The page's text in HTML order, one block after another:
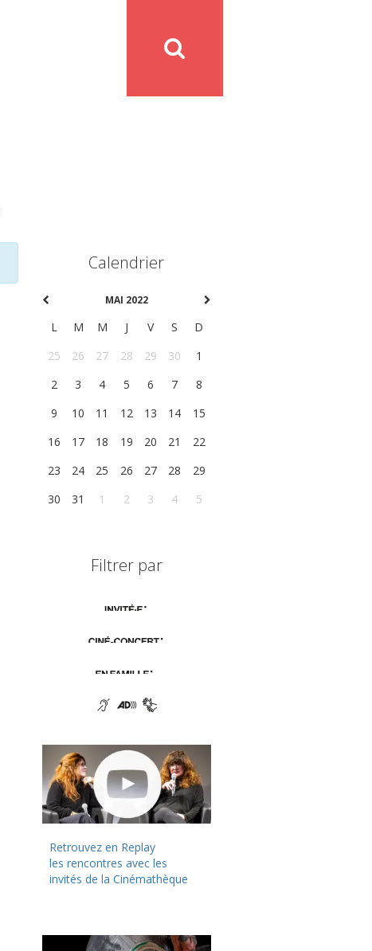
Calendrier
MAI 2022
L M M J V S
D
25
26 27 28 29 30
1
2
3 4 5 6 7
8
9
10 11 12 13 14
15
16
17 18 19 20 21
22
23
24 25 26 27 28
29
30
31 1 2 3 4 5
Filtrer par
Retrouvez en Replay
les rencontres avec les
invités de la Cinémathèque